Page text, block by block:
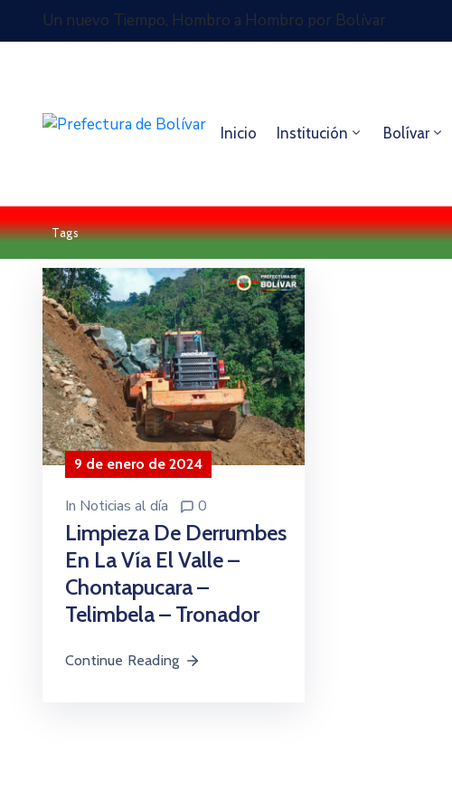
Un nuevo Tiempo, Hombro a Hombro por Bolívar
Inicio Institución Bolívar
Tags
9 de enero de 2024
In Noticias al día 0
Limpieza De Derrumbes
En La Vía El Valle –
Chontapucara –
Telimbela – Tronador
Continue Reading